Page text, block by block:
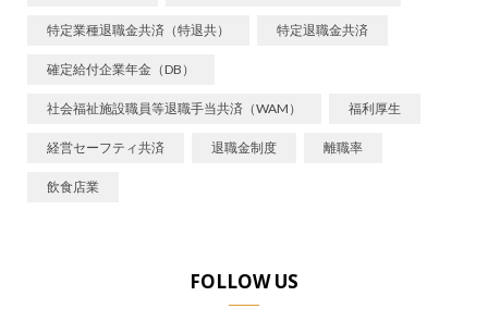
特定業種退職金共済（特退共） 特定退職金共済
確定給付企業年金（DB）
社会福祉施設職員等退職手当共済（WAM） 福利厚生
経営セーフティ共済 退職金制度 離職率
飲食店業
FOLLOW US